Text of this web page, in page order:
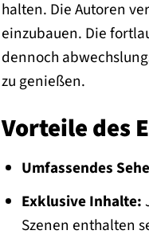
halten. Die Autoren
einzubauen. Die
dennoch
zu genießen.
Vorteile des
Umfassendes
Exklusive Inhalte:
Szenen enthalten